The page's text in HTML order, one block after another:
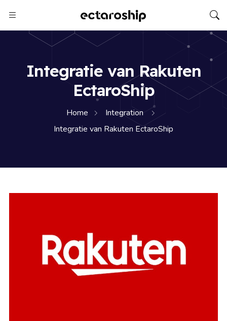
Integratie van Rakuten
EctaroShip
Home
Integration
Integratie van Rakuten EctaroShip